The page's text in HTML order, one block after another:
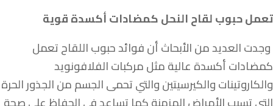
تعمل حبوب لقاح النحل كمضادات أكسدة قوية
وجدت العديد من الأبحاث أن فوائد حبوب اللقاح تعمل
كمضادات أكسدة عالية مثل مركبات الفلافونويد
والكاروتينات والكيرسيتين والتي تحمى الجسم من الجذور الحرة